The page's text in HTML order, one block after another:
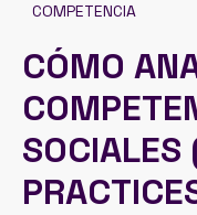
COMPETENCIA
CÓMO
SOCIALES